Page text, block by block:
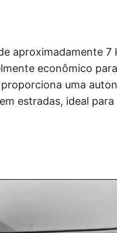
aproximadamente 7
econômico
uma
estradas, ideal para